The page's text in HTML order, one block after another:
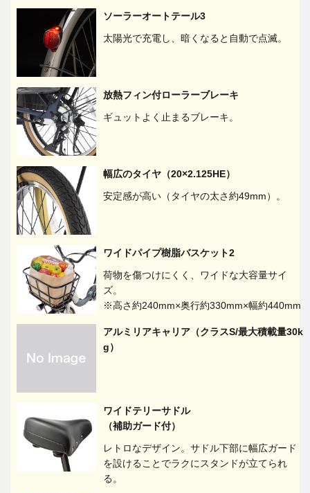
ソーラーオートテール3
太陽光で充電し、暗くなると自動で点滅。
放熱フィン付ローラーブレーキ
ギュットよく止まるブレーキ。
幅広のタイヤ（20×2.125HE）
安定感が高い（タイヤの太さ約49mm）。
ワイドパイプ樹脂バスケット2
荷物を傷つけにくく、ワイドな大容量サイ
ズ。
※高さ約240mm×奥行約330mm×幅約440mm
アルミリアキャリア（クラスS/最大積載量30k
g）
ワイドテリーサドル
（補助ガード付）
レトロなデザイン。サドル下部に幅広ガード
を設けることでラクにスタンドが立てられ
る。